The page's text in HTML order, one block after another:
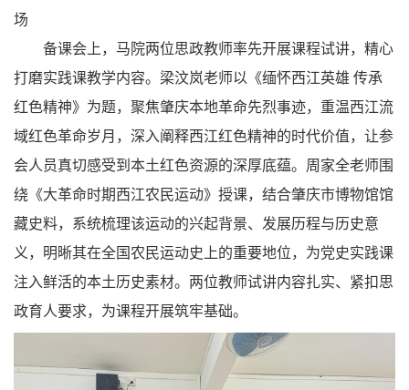
场
备课会上，马院两位思政教师率先开展课程试讲，精心
打磨实践课教学内容。梁汶岚老师以《缅怀西江英雄 传承
红色精神》为题，聚焦肇庆本地革命先烈事迹，重温西江流
域红色革命岁月，深入阐释西江红色精神的时代价值，让参
会人员真切感受到本土红色资源的深厚底蕴。周家全老师围
绕《大革命时期西江农民运动》授课，结合肇庆市博物馆馆
藏史料，系统梳理该运动的兴起背景、发展历程与历史意
义，明晰其在全国农民运动史上的重要地位，为党史实践课
注入鲜活的本土历史素材。两位教师试讲内容扎实、紧扣思
政育人要求，为课程开展筑牢基础。